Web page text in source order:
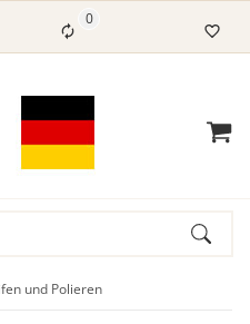
0
und Polieren